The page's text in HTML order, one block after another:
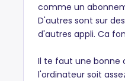
comme un
D'autres sont sur
d'autres appli. Ca
Il te faut une bonne
l'ordinateur soit